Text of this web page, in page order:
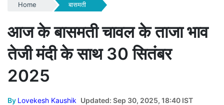
Home बासमती
आज के बासमती चावल के ताजा भाव
तेजी मंदी के साथ 30 सितंबर
2025
By Lovekesh Kaushik Updated: Sep 30, 2025, 18:40 IST